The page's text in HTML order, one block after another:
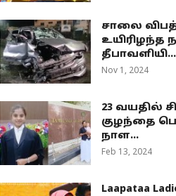
சாலை
உயிரிழந்த
தீபாவளியி...
Nov 1, 2024
23 வயதில்
குழந்தை
நாள...
Feb 13, 2024
Laapataa